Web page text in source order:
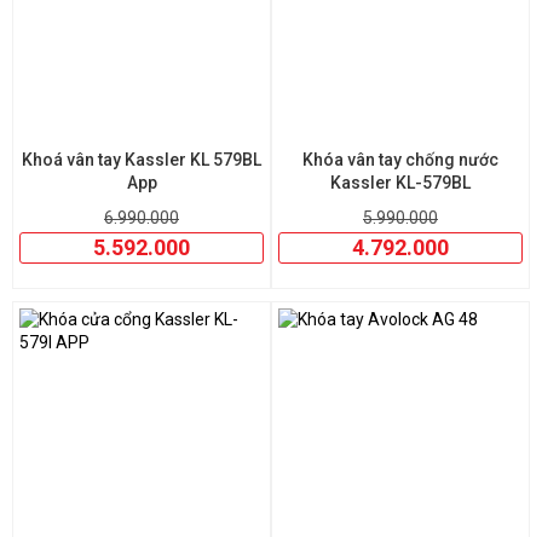
Khoá vân tay Kassler KL 579BL
App
6.990.000
5.592.000
Khóa vân tay chống nước
Kassler KL-579BL
5.990.000
4.792.000